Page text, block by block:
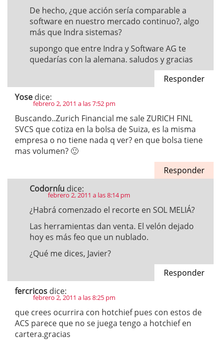
De hecho, ¿que acción sería comparable a
software en nuestro mercado continuo?, algo
más que Indra sistemas?
supongo que entre Indra y Software AG te
quedarías con la alemana. saludos y gracias
Responder
Yose dice:
febrero 2, 2011 a las 7:52 pm
Buscando..Zurich Financial me sale ZURICH FINL
SVCS que cotiza en la bolsa de Suiza, es la misma
empresa o no tiene nada q ver? en que bolsa tiene
mas volumen? 🙂
Responder
Codorníu dice:
febrero 2, 2011 a las 8:14 pm
¿Habrá comenzado el recorte en SOL MELIÁ?
Las herramientas dan venta. El velón dejado
hoy es más feo que un nublado.
¿Qué me dices, Javier?
Responder
fercricos dice:
febrero 2, 2011 a las 8:25 pm
que crees ocurrira con hotchief pues con estos de
ACS parece que no se juega tengo a hotchief en
cartera.gracias